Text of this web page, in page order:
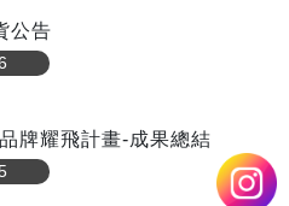
公告
牌耀飛計畫-成果總結